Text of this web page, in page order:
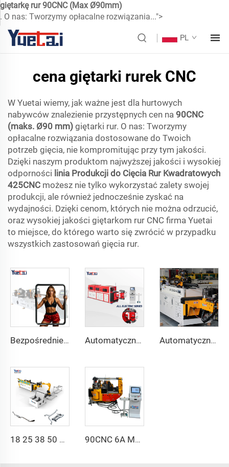
giętarkę rur 90CNC (Max Ø90mm)
. O nas: Tworzymy opłacalne rozwiązania...">
PL
cena giętarki rurek CNC
W Yuetai wiemy, jak ważne jest dla hurtowych
nabywców znalezienie przystępnych cen na 90CNC
(maks. Ø90 mm) giętarki rur. O nas: Tworzymy
opłacalne rozwiązania dostosowane do Twoich
potrzeb gięcia, nie kompromitując przy tym jakości.
Dzięki naszym produktom najwyższej jakości i wysokiej
odporności linia Produkcji do Cięcia Rur Kwadratowych
425CNC możesz nie tylko wykorzystać zalety swojej
produkcji, ale również jednocześnie zyskać na
wydajności. Dzięki cenom, których nie można odrzucić,
oraz wysokiej jakości giętarkom rur CNC firma Yuetai
to miejsce, do którego warto się zwrócić w przypadku
wszystkich zastosowań gięcia rur.
Bezpośrednie sprzedaży z fabryki podwójna głowica automatycznego hydraulicznego zginacza rur ze stali węglowej maszyna do gięcia rur i rur Automatyczna w pełni elektryczna obrotowa dwukierunkowa seria CNC do gięcia rur metalowych i stalowych Maszyna do gięcia rur Automatyczna Dwuramienna Maszyna Gięcia Rur CNC jednoczesny system gięcia dwustronnego dla wydechów i balustrad maszyna do gięcia rur
18 25 38 50 CNC 4A 2S Maszyna do gięcia rur automatycznych i cienkościennych z funkcją gięcia hydraulicznego o średnicy 1 cala, 2 cali, 3 cali Linia cenowa 90CNC 6A MS CNC Giętarka rur żeliwnych prostokątnych z silnikiem